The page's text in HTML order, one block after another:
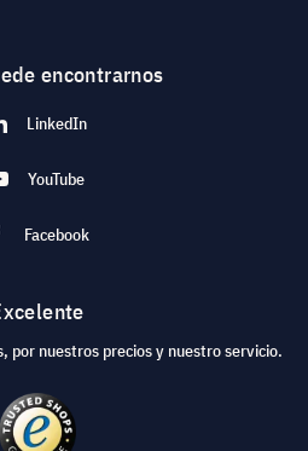
encontrarnos
LinkedIn
YouTube
Facebook
por nuestros precios y nuestro servicio.